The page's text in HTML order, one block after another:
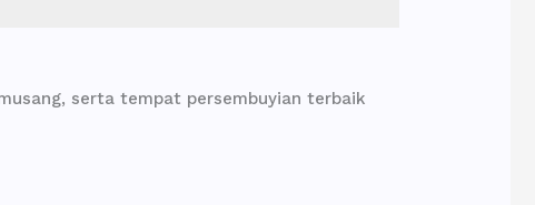
serta tempat persembuyian terbaik